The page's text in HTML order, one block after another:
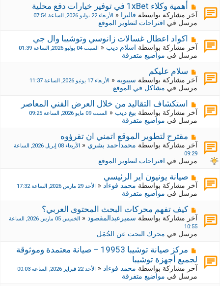
م
ش
ر
ك
ة
ج
د
د
ة
أهمية وكلاء 1xBet في توفير خيارات دفع محلية
آخر مشاركة بواسطة فاليرا « الأربعاء 22 يوليو 2026, الساعة 07:54
مرسل في اقتراحات لتطوير الموقع
م
ش
ر
ك
ة
ج
د
د
ة
اكواد اعطال غسالات زانوسي وتوشيبا وال جي
آخر مشاركة بواسطة اسلام ديب« السبت 04 يوليو 2026, الساعة 01:39
مرسل في مواضيع متفرقة
م
ش
ر
ك
ة
ج
د
د
ة
سلام عليكم
آخر مشاركة بواسطة سيبويه« الأربعاء 17 يونيو 2026, الساعة 11:37
مرسل في مشاكل في الموقع
م
ش
ر
ك
ة
ج
د
ي
ة
استكشاف التقاليد من خلال العرض الفني المعاصر
آخر مشاركة بواسطة بيغ ديب« السبت 09 مايو 2026, الساعة 09:25
مرسل في مواضيع متفرقة
م
ش
ا
ك
ة
ج
د
ي
ة
مقترح لتطوير الموقع اتمني ان تقرؤوه
آخر مشاركة بواسطة محمدأحمد بشري«
الأربعاء 08 إبريل 2026, الساعة
09:29
مرسل في اقتراحات لتطوير الموقع
م
ش
ر
ك
ة
ج
د
ي
ة
صيانة يونيون اير الرئيسي
آخر مشاركة بواسطة محمد فوءاد« الأحد 29 مارس 2026, الساعة 17:32
مرسل في مواضيع متفرقة
م
ش
ا
ك
ة
ج
د
ي
د
كيف تفهم محركات البحث المحتوى العربي؟
آخر مشاركة بواسطة سميرعبدالمقصود«
الخميس 05 مارس 2026, الساعة
10:55
مرسل في محرك البحث عن الجُمَل
م
ش
ا
ر
ك
مركز صيانة توشيبا 19953 – صيانة معتمدة وموثوقة
لجميع أجهزة توشيبا
آخر مشاركة بواسطة محمد فوءاد« الأحد 22 فبراير 2026, الساعة 00:03
مرسل في مواضيع متفرقة